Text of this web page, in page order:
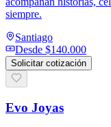
siempre.
Santiago
Desde $140.000
Solicitar cotización
Evo Joyas